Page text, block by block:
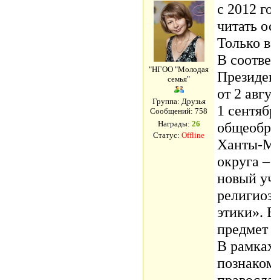
"НГОО "Молодая
семья"
Группа: Друзья
Сообщений: 758
Награды: 26
Статус: Offline
с 2012
читать
Только
В
от 2
1
Ханты-
округа
новый
этики».
предмет
В